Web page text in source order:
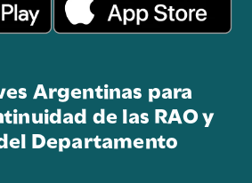
Argentinas para
de las RAO y
Departamento